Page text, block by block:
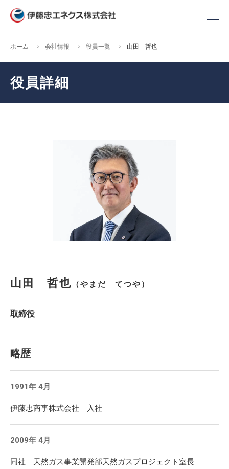
ホーム 会社情報 役員一覧 山田 哲也
役員詳細
山田 哲也 （やまだ てつや）
取締役
略歴
1991年 4月
伊藤忠商事株式会社 入社
2009年 4月
同社 天然ガス事業開発部天然ガスプロジェクト室長